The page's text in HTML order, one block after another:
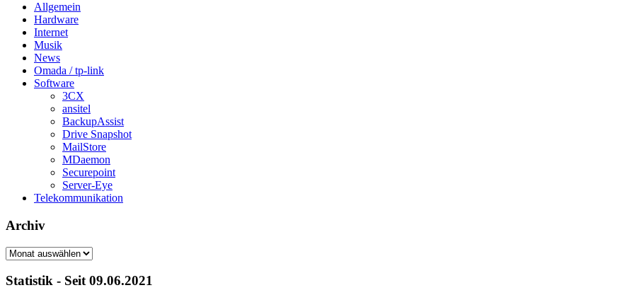
Allgemein
Hardware
Internet
Musik
News
Omada / tp-link
Software
3CX
ansitel
BackupAssist
Drive Snapshot
MailStore
MDaemon
Securepoint
Server-Eye
Telekommunikation
Archiv
Archiv
Statistik - Seit 09.06.2021